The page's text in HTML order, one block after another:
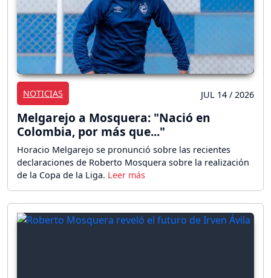
NOTICIAS JUL 14 / 2026
Melgarejo a Mosquera: "Nació en
Colombia, por más que..."
Horacio Melgarejo se pronunció sobre las recientes
declaraciones de Roberto Mosquera sobre la realización
de la Copa de la Liga.